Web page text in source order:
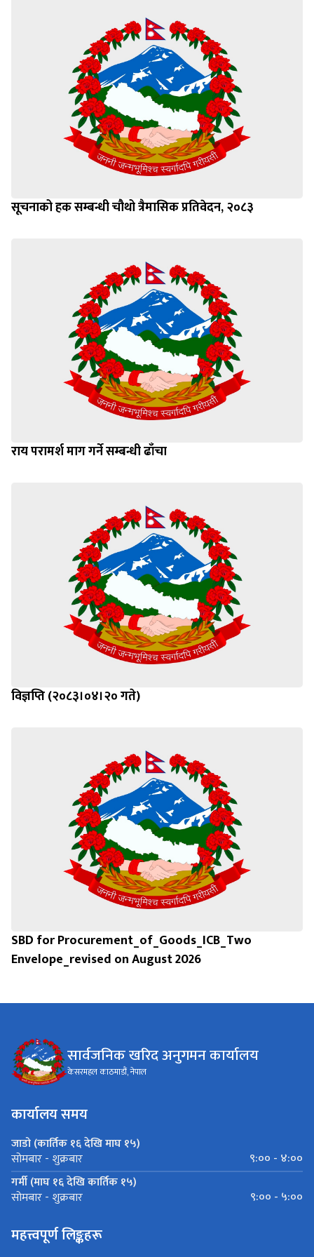
सूचनाको हक सम्बन्धी चौथो त्रैमासिक प्रतिवेदन, २०८३
राय परामर्श माग गर्ने सम्बन्धी ढाँचा
विज्ञप्ति (२०८३।०४।२० गते)
SBD for Procurement_of_Goods_ICB_Two
Envelope_revised on August 2026
सार्वजनिक खरिद अनुगमन कार्यालय
केसरमहल काठमाडौं, नेपाल
कार्यालय समय
जाडो (कार्तिक १६ देखि माघ १५)
सोमबार - शुक्रबार
९:०० - ४:००
गर्मी (माघ १६ देखि कार्तिक १५)
सोमबार - शुक्रबार ९:०० - ५:००
महत्त्वपूर्ण लिङ्कहरू